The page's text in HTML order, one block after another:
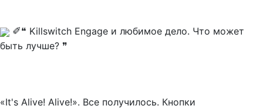
✐❝ Killswitch Engage и любимое дело. Что может
быть лучше? ❞
«It's Alive! Alive!». Все получилось. Кнопки